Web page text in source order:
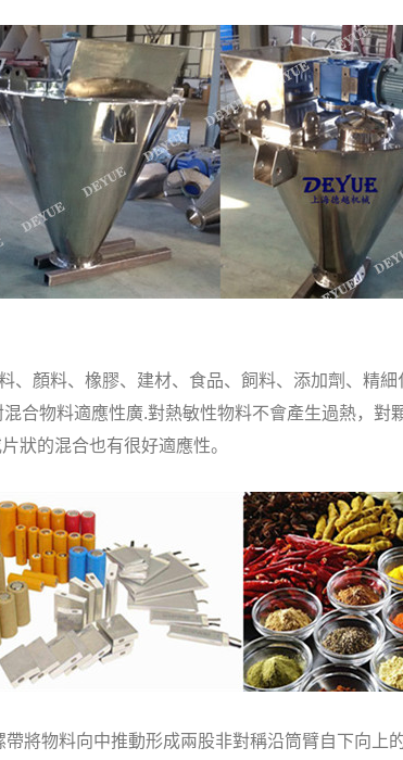
料、橡膠、建材、食品、飼料、添加劑、精細
合物料適應性廣.對熱敏性物料不會產生過熱，
狀的混合也有很好適應性。
物料向中推動形成兩股非對稱沿筒臂自下向上